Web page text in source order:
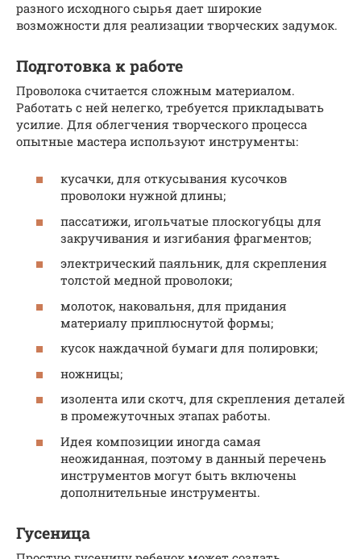
разного исходного сырья дает широкие
возможности для реализации творческих задумок.
Подготовка к работе
Проволока считается сложным материалом.
Работать с ней нелегко, требуется прикладывать
усилие. Для облегчения творческого процесса
опытные мастера используют инструменты:
кусачки, для откусывания кусочков
проволоки нужной длины;
пассатижи, игольчатые плоскогубцы для
закручивания и изгибания фрагментов;
электрический паяльник, для скрепления
толстой медной проволоки;
молоток, наковальня, для придания
материалу приплюснутой формы;
кусок наждачной бумаги для полировки;
ножницы;
изолента или скотч, для скрепления деталей
в промежуточных этапах работы.
Идея композиции иногда самая
неожиданная, поэтому в данный перечень
инструментов могут быть включены
дополнительные инструменты.
Гусеница